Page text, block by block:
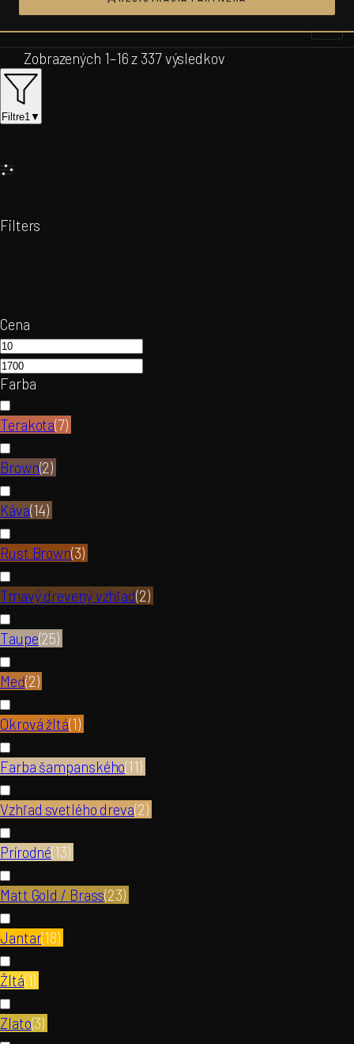
Prejsť
na
obsah
Zobrazených 1–16 z 337 výsledkov
Filtre1▼
Filters
Cena
Farba
Terakota(7)
Brown(2)
Káva(14)
Rust Brown(3)
Tmavý drevený vzhľad(2)
Taupe(25)
Meď(2)
Okrová žltá(1)
Farba šampanského(11)
Vzhľad svetlého dreva(2)
Prírodné(13)
Matt Gold / Brass(23)
Jantar(18)
Žltá(1)
Zlato(3)